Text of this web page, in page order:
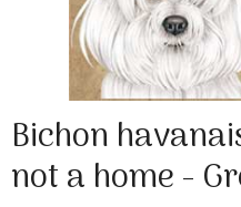
Bichon
not a home -